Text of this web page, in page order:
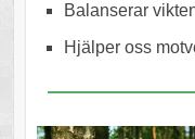
Balanserar
Hjälper oss